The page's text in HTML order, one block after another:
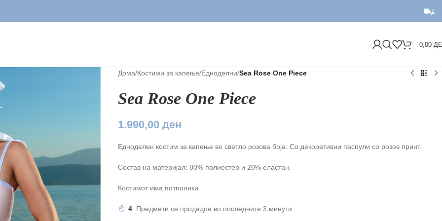
ДОСТАВА
0,00
Дома/Костими за капење/Едноделни/Sea Rose One Piece
Sea Rose One Piece
1.990,00 ден
Едноделен костим за капење во светло розова боја. Со декоративни паспули со розов принт.
Состав на материјал: 80% полиестер и 20% еластан.
Костимот има потполнки.
4 Предмети се продадоа во последните 3 минути